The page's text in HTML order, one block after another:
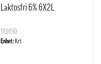
Laktosfri 6% 6X2L
TE0050
Enhet: Krt